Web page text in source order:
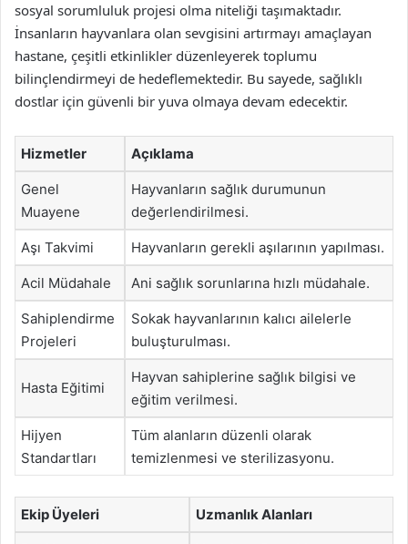
sosyal sorumluluk projesi olma niteliği taşımaktadır.
İnsanların hayvanlara olan sevgisini artırmayı amaçlayan
hastane, çeşitli etkinlikler düzenleyerek toplumu
bilinçlendirmeyi de hedeflemektedir. Bu sayede, sağlıklı
dostlar için güvenli bir yuva olmaya devam edecektir.
Hizmetler Açıklama
Genel
Muayene
Hayvanların sağlık durumunun
değerlendirilmesi.
Aşı Takvimi Hayvanların gerekli aşılarının yapılması.
Acil Müdahale Ani sağlık sorunlarına hızlı müdahale.
Sahiplendirme
Projeleri
Sokak hayvanlarının kalıcı ailelerle
buluşturulması.
Hasta Eğitimi
Hayvan sahiplerine sağlık bilgisi ve
eğitim verilmesi.
Hijyen
Standartları
Tüm alanların düzenli olarak
temizlenmesi ve sterilizasyonu.
Ekip Üyeleri Uzmanlık Alanları